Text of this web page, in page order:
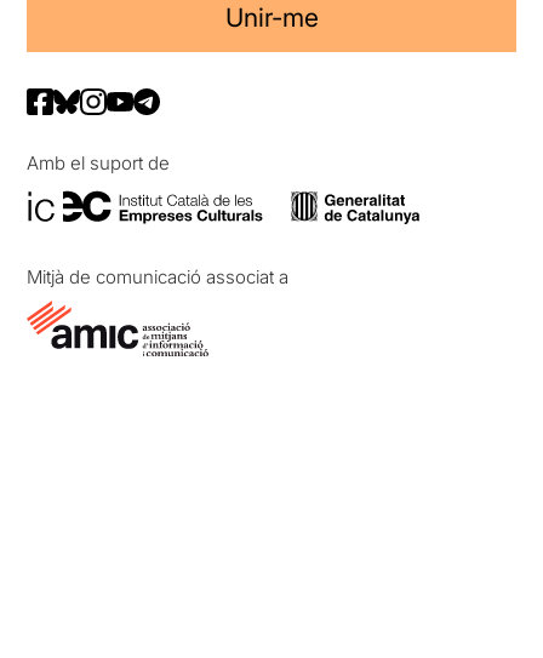
Unir-me
Amb el suport de
Mitjà de comunicació associat a